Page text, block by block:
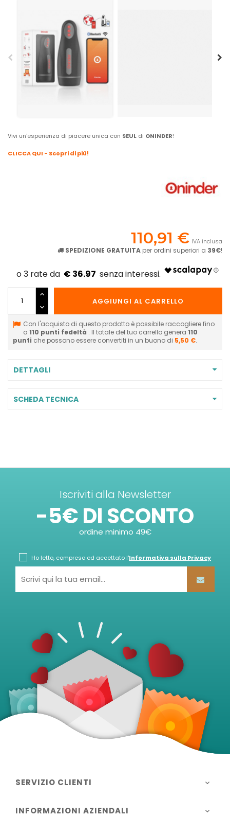
Vivi un'esperienza di piacere unica con SEUL di ONINDER!
CLICCA QUI - Scopri di più!
110,91 € IVA inclusa
SPEDIZIONE GRATUITA per ordini superiori a 39€!
€ 36.97
AGGIUNGI AL CARRELLO
Con l'acquisto di questo prodotto è possibile raccogliere fino
a 110 punti fedeltà . Il totale del tuo carrello genera 110
punti che possono essere convertiti in un buono di 5,50 €.
DETTAGLI
SCHEDA TECNICA
Iscriviti alla Newsletter
-5€ DI SCONTO
ordine minimo 49€
Ho letto, compreso ed accettato l'Informativa sulla Privacy
SERVIZIO CLIENTI 
INFORMAZIONI AZIENDALI 